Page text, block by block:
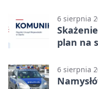
6 sierpnia
plan na
6 sierpnia